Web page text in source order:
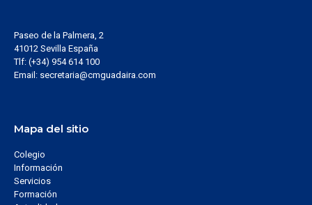
Paseo de la Palmera, 2
41012 Sevilla España
Tlf: (+34) 954 614 100
Email: secretaria@cmguadaira.com
Mapa del sitio
Colegio
Información
Servicios
Formación